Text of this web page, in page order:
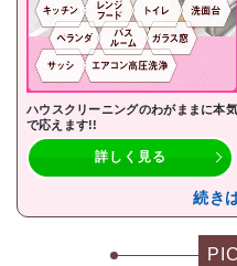
ハウスクリーニングのわがままに本気
で応えます!!
詳しく見る
続き